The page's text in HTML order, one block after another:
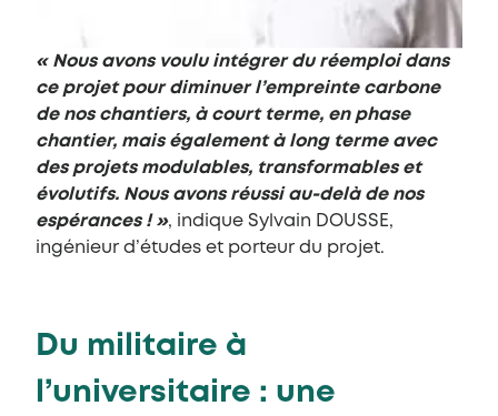
« Nous avons voulu intégrer du réemploi dans
ce projet pour diminuer l’empreinte carbone
de nos chantiers, à court terme, en phase
chantier, mais également à long terme avec
des projets modulables, transformables et
évolutifs. Nous avons réussi au-delà de nos
espérances !», indique Sylvain DOUSSE,
ingénieur d’études et porteur du projet.
Du militaire à
l’universitaire : une